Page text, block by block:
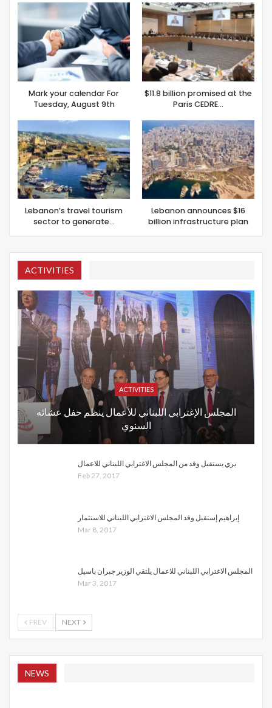
Mark your calendar For
Tuesday, August 9th
Lebanon’s travel tourism
sector to generate…
$11.8 billion promised at the
Paris CEDRE…
Lebanon announces $16
billion infrastructure plan
ACTIVITIES
ACTIVITIES
المجلس الإغترابي اللبناني للأعمال ينظم حفل عشائه
السنوي
بري يستقبل وفد من المجلس الاغترابي اللبناني للاعمال
Feb 27, 2017
إبراهيم إستقبل وفد المجلس الاغترابي اللبناني للاستثمار
Mar 8, 2017
المجلس الاغترابي اللبناني للاعمال يلتقي الوزير جبران باسيل
Mar 3, 2017
PREV NEXT
NEWS